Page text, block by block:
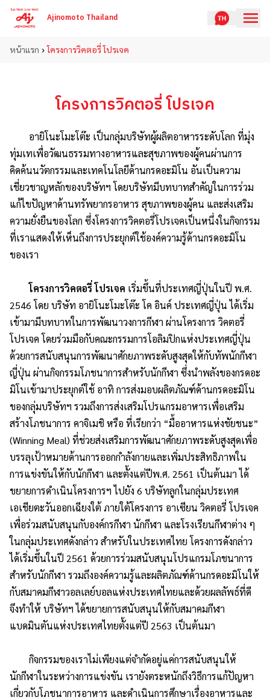
Ajinomoto Thailand
หน้าแรก ›โครงการวิคตอรี่ โปรเจค
โครงการวิคตอรี่ โปรเจค
อายิโนะโมะโต๊ะ เป็นกลุ่มบริษัทผู้ผลิตอาหารระดับโลก ที่มุ่ง
ทุ่มเทเพื่อวัฒนธรรมทางอาหารและสุขภาพของผู้คนผ่านการ
คิดค้นนวัตกรรมและเทคโนโลยีด้านกรดอะมิโน อันเป็นความ
เชี่ยวชาญหลักของบริษัทฯ โดยบริษัทมีบทบาทสำคัญในการร่วม
แก้ไขปัญหาด้านทรัพยากรอาหาร สุขภาพของผู้คน และส่งเสริม
ความยั่งยืนของโลก ซึ่งโครงการวิคตอรี่โปรเจคเป็นหนึ่งในกิจกรรม
ที่เราแสดงให้เห็นถึงการประยุกต์ใช้องค์ความรู้ด้านกรดอะมิโน
ของเรา
โครงการวิคตอรี่ โปรเจค เริ่มขึ้นที่ประเทศญี่ปุ่นในปี พ.ศ.
2546 โดย บริษัท อายิโนะโมะโต๊ะ โค อินค์ ประเทศญี่ปุ่น ได้เริ่ม
เข้ามามีบทบาทในการพัฒนาวงการกีฬา ผ่านโครงการ วิคตอรี่
โปรเจค โดยร่วมมือกับคณะกรรมการโอลิมปิกแห่งประเทศญี่ปุ่น
ด้วยการสนับสนุนการพัฒนาศักยภาพระดับสูงสุดให้กับทัพนักกีฬา
ญี่ปุ่น ผ่านกิจกรรมโภชนาการสำหรับนักกีฬา ซึ่งนำพลังของกรดอะ
มิโนเข้ามาประยุกต์ใช้ อาทิ การส่งมอบผลิตภัณฑ์ด้านกรดอะมิโน
ของกลุ่มบริษัทฯ รวมถึงการส่งเสริมโปรแกรมอาหารเพื่อเสริม
สร้างโภชนาการ คาจิเมชิ หรือ ที่เรียกว่า “มื้ออาหารแห่งชัยชนะ”
(Winning Meal) ที่ช่วยส่งเสริมการพัฒนาศักยภาพระดับสูงสุดเพื่อ
บรรลุเป้าหมายด้านการออกกำลังกายและเพิ่มประสิทธิภาพใน
การแข่งขันให้กับนักกีฬา และตั้งแต่ปีพ.ศ. 2561 เป็นต้นมา ได้
ขยายการดำเนินโครงการฯ ไปยัง 6 บริษัทลูกในกลุ่มประเทศ
เอเชียตะวันออกเฉียงใต้ ภายใต้โครงการ อาเซียน วิคตอรี่ โปรเจค
เพื่อร่วมสนับสนุนกับองค์กรกีฬา นักกีฬา และโรงเรียนกีฬาต่าง ๆ
ในกลุ่มประเทศดังกล่าว สำหรับในประเทศไทย โครงการดังกล่าว
ได้เริ่มขึ้นในปี 2561 ด้วยการร่วมสนับสนุนโปรแกรมโภชนาการ
สำหรับนักกีฬา รวมถึงองค์ความรู้และผลิตภัณฑ์ด้านกรดอะมิโนให้
กับสมาคมกีฬาวอลเลย์บอลแห่งประเทศไทยและด้วยผลลัพธ์ที่ดี
จึงทำให้ บริษัทฯ ได้ขยายการสนับสนุนให้กับสมาคมกีฬา
แบดมินตันแห่งประเทศไทยตั้งแต่ปี 2563 เป็นต้นมา
กิจกรรมของเราไม่เพียงแต่จำกัดอยู่แค่การสนับสนุนให้
นักกีฬาในระหว่างการแข่งขัน เรายังตระหนักถึงวิธีการแก้ปัญหา
เกี่ยวกับโภชนาการอาหาร และดำเนินการศึกษาเรื่องอาหารและ